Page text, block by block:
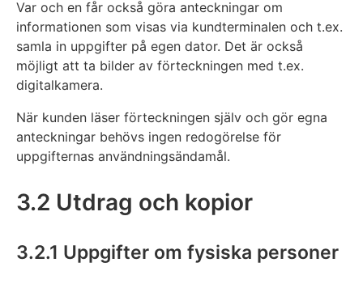
Var och en får också göra anteckningar om
informationen som visas via kundterminalen och t.ex.
samla in uppgifter på egen dator. Det är också
möjligt att ta bilder av förteckningen med t.ex.
digitalkamera.
När kunden läser förteckningen själv och gör egna
anteckningar behövs ingen redogörelse för
uppgifternas användningsändamål.
3.2 Utdrag och kopior
3.2.1 Uppgifter om fysiska personer